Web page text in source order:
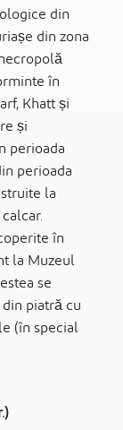
din
din zona
în
Khatt și
și
perioada
perioada
la
în
la Muzeul
se
piatră cu
(în special